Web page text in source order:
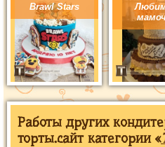
Brawl Stars
Работы других
торты.сайт категории «